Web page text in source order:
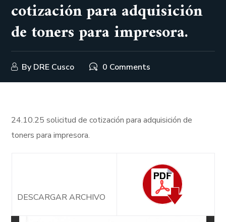
cotización para adquisición
de toners para impresora.
By DRE Cusco 0 Comments
24.10.25 solicitud de cotización para adquisición de
toners para impresora.
DESCARGAR ARCHIVO